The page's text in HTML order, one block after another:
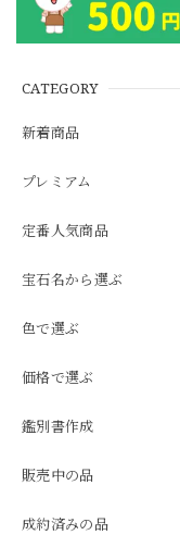
CATEGORY
新着商品
プレミアム
定番人気商品
宝石名から選ぶ
色で選ぶ
価格で選ぶ
鑑別書作成
販売中の品
成約済みの品